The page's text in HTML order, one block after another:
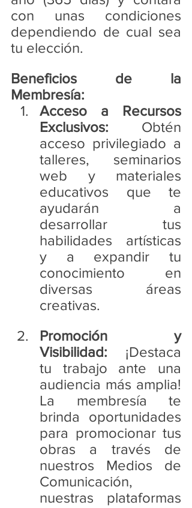
con unas condiciones
dependiendo de cual sea
tu elección.
Beneficios de la
Membresía:
Acceso a Recursos
Exclusivos: Obtén
acceso privilegiado a
talleres, seminarios
web y materiales
educativos que te
ayudarán a
desarrollar tus
habilidades artísticas
y a expandir tu
conocimiento en
diversas áreas
creativas.
Promoción y
Visibilidad: ¡Destaca
tu trabajo ante una
audiencia más amplia!
La membresía te
brinda oportunidades
para promocionar tus
obras a través de
nuestros Medios de
Comunicación,
nuestras plataformas